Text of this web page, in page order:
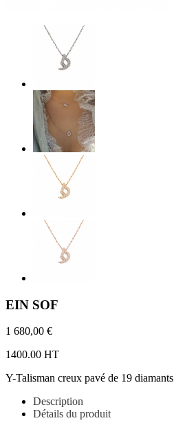
EIN SOF
1 680,00 €
1400.00 HT
Y-Talisman creux pavé de 19 diamants
Description
Détails du produit